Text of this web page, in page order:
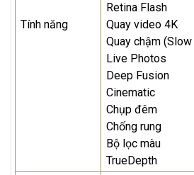
Tính năng
Retina Flash
Quay video 4K
Quay chậm
Live Photos
Deep Fusion
Cinematic
Chụp đêm
Chống rung
Bộ lọc màu
TrueDepth